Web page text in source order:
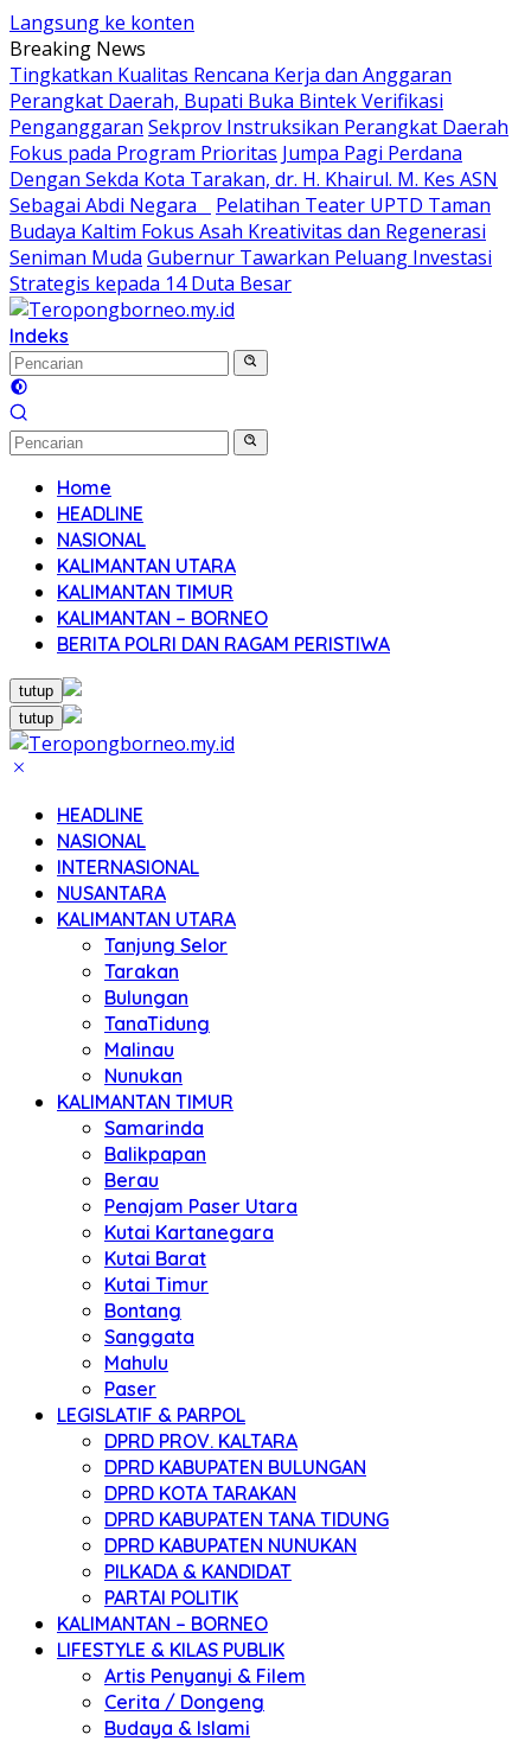
Langsung ke konten
Breaking News
Tingkatkan Kualitas Rencana Kerja dan Anggaran
Perangkat Daerah, Bupati Buka Bintek Verifikasi
Penganggaran Sekprov Instruksikan Perangkat Daerah
Fokus pada Program Prioritas Jumpa Pagi Perdana
Dengan Sekda Kota Tarakan, dr. H. Khairul. M. Kes ASN
Sebagai Abdi Negara
Pelatihan Teater UPTD Taman
Budaya Kaltim Fokus Asah Kreativitas dan Regenerasi
Seniman Muda Gubernur Tawarkan Peluang Investasi
Strategis kepada 14 Duta Besar
Indeks
Home
HEADLINE
NASIONAL
KALIMANTAN UTARA
KALIMANTAN TIMUR
KALIMANTAN – BORNEO
BERITA POLRI DAN RAGAM PERISTIWA
tutup
tutup
HEADLINE
NASIONAL
INTERNASIONAL
NUSANTARA
KALIMANTAN UTARA
Tanjung Selor
Tarakan
Bulungan
TanaTidung
Malinau
Nunukan
KALIMANTAN TIMUR
Samarinda
Balikpapan
Berau
Penajam Paser Utara
Kutai Kartanegara
Kutai Barat
Kutai Timur
Bontang
Sanggata
Mahulu
Paser
LEGISLATIF & PARPOL
DPRD PROV. KALTARA
DPRD KABUPATEN BULUNGAN
DPRD KOTA TARAKAN
DPRD KABUPATEN TANA TIDUNG
DPRD KABUPATEN NUNUKAN
PILKADA & KANDIDAT
PARTAI POLITIK
KALIMANTAN – BORNEO
LIFESTYLE & KILAS PUBLIK
Artis Penyanyi & Filem
Cerita / Dongeng
Budaya & Islami